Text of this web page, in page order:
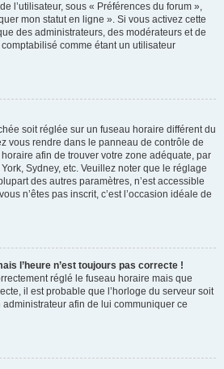
l’utilisateur, sous « Préférences du forum »,
mon statut en ligne ». Si vous activez cette
des administrateurs, des modérateurs et de
comme étant un utilisateur
soit réglée sur un fuseau horaire différent du
vous rendre dans le panneau de contrôle de
horaire afin de trouver votre zone adéquate, par
Sydney, etc. Veuillez noter que le réglage
des autres paramètres, n’est accessible
n’êtes pas inscrit, c’est l’occasion idéale de
l’heure n’est toujours pas correcte !
réglé le fuseau horaire mais que
il est probable que l’horloge du serveur soit
afin de lui communiquer ce